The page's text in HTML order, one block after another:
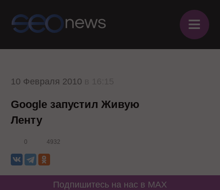
≡
10 Февраля 2010
Google запустил Живую
Ленту
0 4932
Подпишитесь на нас в MAX